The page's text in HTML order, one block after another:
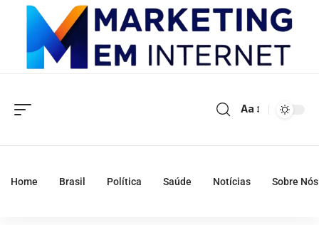
Aa
Home Brasil Política Saúde Notícias Sobre Nós